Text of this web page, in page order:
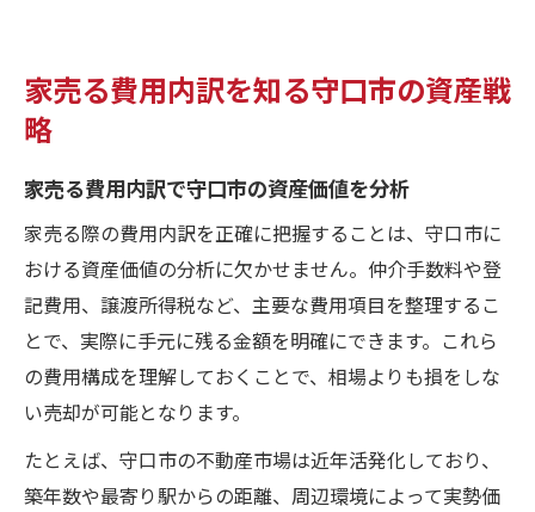
守口市で家売る際に確認したい費用詳細
守口市で発生する家売る費用の内訳を整理
家売る前に知るべき費用詳細のチェックポ
イント
守口市の家売る費用詳細と損しないポイン
ト
家売る費用内訳で見落としやすい点を守口
市で確認
築年数別家売る費用の内訳を徹底解説
築年数ごとの家売る費用内訳を比較する方
家売る費用内訳を知る守口市の資産戦
略
家売る費用内訳で守口市の資産価値を分析
家売る際の費用内訳を正確に把握することは、守口市に
おける資産価値の分析に欠かせません。仲介手数料や登
記費用、譲渡所得税など、主要な費用項目を整理するこ
とで、実際に手元に残る金額を明確にできます。これら
の費用構成を理解しておくことで、相場よりも損をしな
い売却が可能となります。
たとえば、守口市の不動産市場は近年活発化しており、
築年数や最寄り駅からの距離、周辺環境によって実勢価